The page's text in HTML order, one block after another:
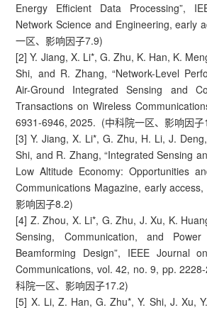
Energy Efficient Data Processing”,
Network Science and Engineering, early
一区、影响因子7.9)
[2] Y. Jiang, X. Li*, G. Zhu, K. Han, K.
Shi, and R. Zhang, “Network-Level
Air-Ground Integrated Sensing and
Transactions on Wireless
6931-6946, 2025. (中科院一区、影响因子
[3] Y. Jiang, X. Li*, G. Zhu, H. Li, J.
Shi, and R. Zhang, “Integrated Sensing
Low Altitude Economy: Opportunities
Communications Magazine, early access,
影响因子8.2)
[4] Z. Zhou, X. Li*, G. Zhu, J. Xu, K.
Sensing, Communication, and
Beamforming Design”, IEEE Journal
Communications, vol. 42, no. 9, pp.
科院一区、影响因子17.2)
[5] X. Li, Z. Han, G. Zhu*, Y. Shi, J. Xu,